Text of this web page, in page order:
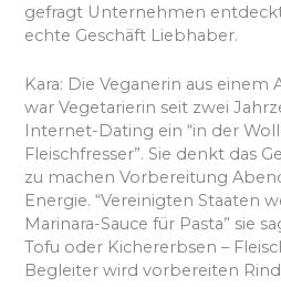
gefragt Unternehmen
echte Geschäft Liebhaber.
Kara: Die Veganerin aus einem
war Vegetarierin seit zwei
Internet-Dating ein “in der
Fleischfresser”. Sie denkt das
zu machen Vorbereitung
Energie. “Vereinigten Staaten
Marinara-Sauce für Pasta” sie
Tofu oder Kichererbsen –
Begleiter wird vorbereiten